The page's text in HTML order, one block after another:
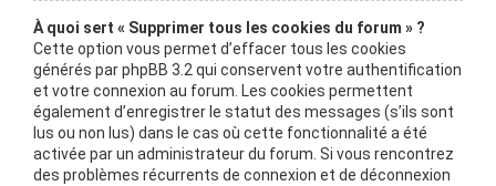
À quoi sert « Supprimer tous les cookies du forum » ?
Cette option vous permet d’effacer tous les cookies
générés par phpBB 3.2 qui conservent votre authentification
et votre connexion au forum. Les cookies permettent
également d’enregistrer le statut des messages (s’ils sont
lus ou non lus) dans le cas où cette fonctionnalité a été
activée par un administrateur du forum. Si vous rencontrez
des problèmes récurrents de connexion et de déconnexion